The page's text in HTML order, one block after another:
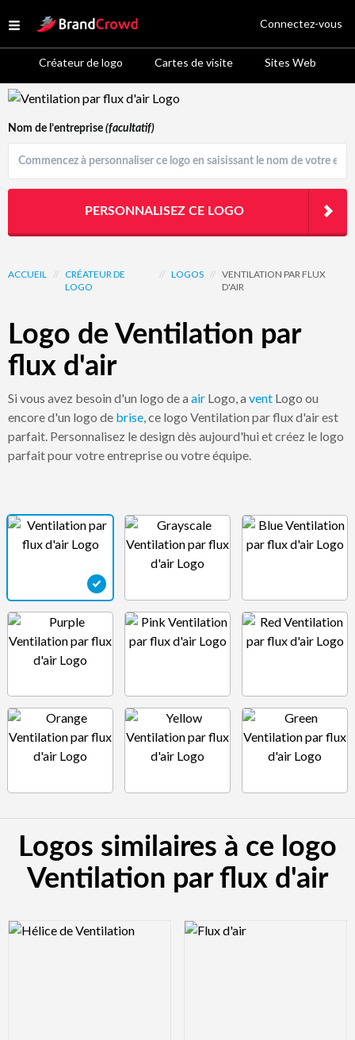
Open menu
Site Logo
Créateur de logo Cartes de visite Sites Web
Connectez-vous
Logo Template Preview
ACCUEIL // CRÉATEUR DE
LOGO
// LOGOS // VENTILATION PAR FLUX
D'AIR
Logo de Ventilation par
flux d'air
Si vous avez besoin d'un logo de a air Logo, a vent Logo ou
encore d'un logo de brise, ce logo Ventilation par flux d'air est
parfait. Personnalisez le design dès aujourd'hui et créez le logo
parfait pour votre entreprise ou votre équipe.
Nom de l’entreprise (facultatif)
PERSONNALISEZ CE LOGO
Logos similaires à ce logo
Ventilation par flux d'air
Logo Preview Image Logo Preview Image